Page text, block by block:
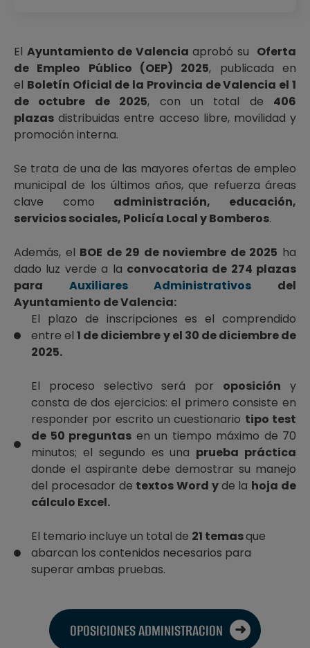
El Ayuntamiento de Valencia aprobó su Oferta
de Empleo Público (OEP) 2025, publicada en
el Boletín Oficial de la Provincia de Valencia el 1
de octubre de 2025, con un total de 406
plazas distribuidas entre acceso libre, movilidad y
promoción interna.
Se trata de una de las mayores ofertas de empleo
municipal de los últimos años, que refuerza áreas
clave como administración, educación,
servicios sociales, Policía Local y Bomberos.
Además, el BOE de 29 de noviembre de 2025 ha
dado luz verde a la convocatoria de 274 plazas
para Auxiliares Administrativos del
Ayuntamiento de Valencia:
El plazo de inscripciones es el comprendido
entre el1 de diciembre y el 30 de diciembre de
2025.
El proceso selectivo será por oposición y
consta de dos ejercicios: el primero consiste en
responder por escrito un cuestionario tipo test
de 50 preguntas en un tiempo máximo de 70
minutos; el segundo es una prueba práctica
donde el aspirante debe demostrar su manejo
del procesador de textos Word yde la hoja de
cálculo Excel.
El temario incluye un total de 21 temasque
abarcan los contenidos necesarios para
superar ambas pruebas.
OPOSICIONES ADMINISTRACION